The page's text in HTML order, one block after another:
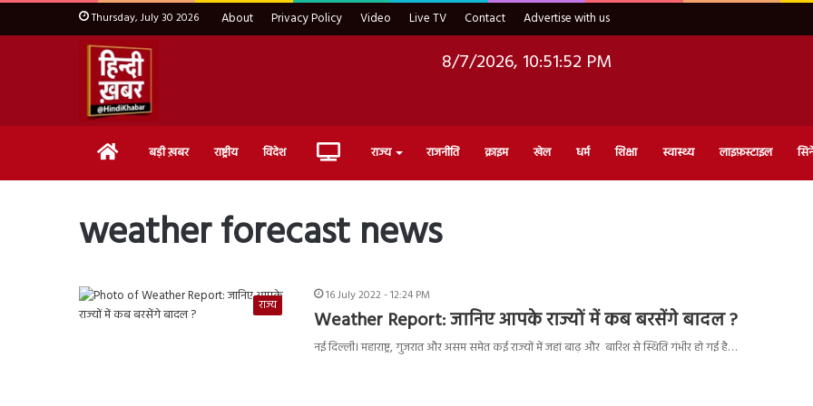
Thursday, July 30 2026 About Privacy Policy Video Live TV Contact Advertise with us
8/7/2026, 10:51:53 PM
Home बड़ी ख़बर राष्ट्रीय विदेश Live राज्य राजनीति क्राइम खेल धर्म शिक्षा स्वास्थ्य लाइफ़स्टाइल
weather forecast news
राज्य
16 July 2022 - 12:24 PM
Weather Report: जानिए आपके राज्यों में कब बरसेंगे बादल ?
नई दिल्ली। महाराष्ट्र, गुजरात और असम समेत कई राज्यों में जहां बाढ़ और बारिश से स्थिति गंभीर हो गई है…